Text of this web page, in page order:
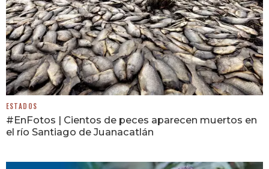
ESTADOS
#EnFotos | Cientos de peces aparecen muertos en
el río Santiago de Juanacatlán